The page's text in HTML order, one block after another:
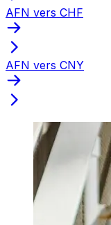
AFN vers CHF
AFN vers CNY